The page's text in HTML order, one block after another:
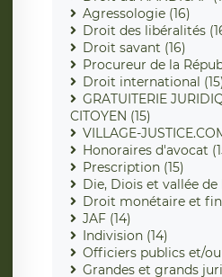
Agressologie (16)
Droit des libéralités
Droit savant (16)
Procureur de la
Droit international
GRATUITERIE
CITOYEN (15)
VILLAGE-
Honoraires d'avocat
Prescription (15)
Die, Diois et vallée de
Droit monétaire et
JAF (14)
Indivision (14)
Officiers publics et/
Grandes et grands